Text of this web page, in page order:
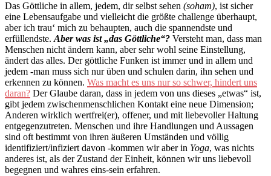
Das Göttliche in allem, jedem, dir selbst sehen (soham), ist sicher
eine Lebensaufgabe und vielleicht die größte challenge überhaupt,
aber ich trau‘ mich zu behaupten, auch die spannendste und
erfüllendste.Aber was ist „das Göttliche“? Versteht man, dass man
Menschen nicht ändern kann, aber sehr wohl seine Einstellung,
ändert das alles. Der göttliche Funken ist immer und in allem und
jedem -man muss sich nur üben und schulen darin, ihn sehen und
erkennen zu können. Was macht es uns nur so schwer, hindert uns
daran? Der Glaube daran, dass in jedem von uns dieses „etwas“ ist,
gibt jedem zwischenmenschlichen Kontakt eine neue Dimension;
Anderen wirklich wertfrei(er), offener, und mit liebevoller Haltung
entgegenzutreten. Menschen und ihre Handlungen und Aussagen
sind oft bestimmt von ihren äußeren Umständen und völlig
identifiziert/infiziert davon -kommen wir aber in Yoga, was nichts
anderes ist, als der Zustand der Einheit, können wir uns liebevoll
begegnen und wahres eins-sein erfahren.